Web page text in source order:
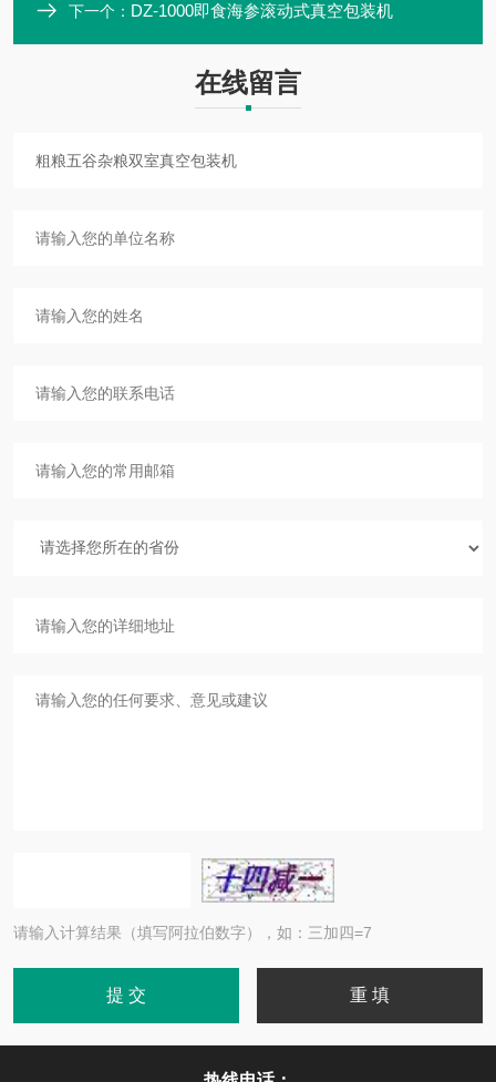
下一个： DZ-1000即食海参滚动式真空包装机
在线留言
请输入计算结果（填写阿拉伯数字），如：三加四=7